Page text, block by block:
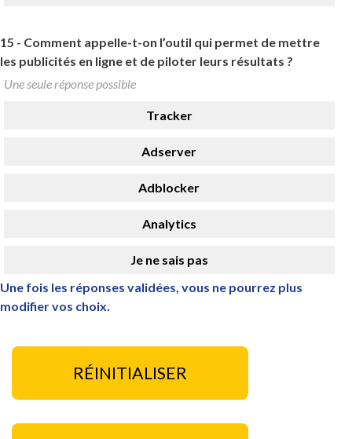
15 - Comment appelle-t-on l’outil qui permet de mettre
les publicités en ligne et de piloter leurs résultats ?
Une seule réponse possible
Tracker
Adserver
Adblocker
Analytics
Je ne sais pas
Une fois les réponses validées, vous ne pourrez plus
modifier vos choix.
RÉINITIALISER